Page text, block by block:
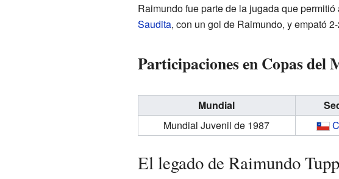
Raimundo fue parte de la jugada que permitió
Saudita, con un gol de Raimundo, y empató
Participaciones en Copas del
Mundial
Mundial Juvenil de 1987
El legado de Raimundo